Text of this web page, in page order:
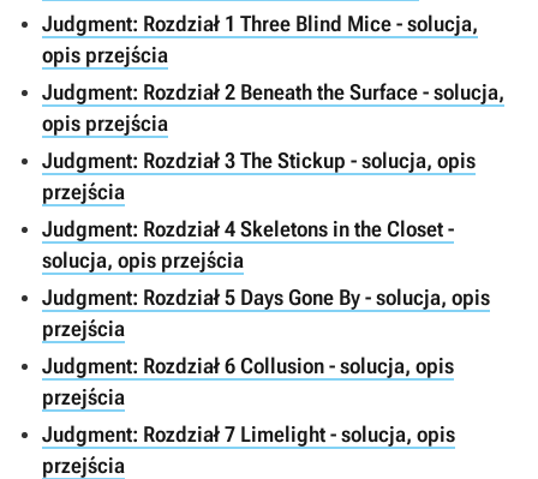
Judgment: Rozdział 1 Three Blind Mice - solucja,
opis przejścia
Judgment: Rozdział 2 Beneath the Surface - solucja,
opis przejścia
Judgment: Rozdział 3 The Stickup - solucja, opis
przejścia
Judgment: Rozdział 4 Skeletons in the Closet -
solucja, opis przejścia
Judgment: Rozdział 5 Days Gone By - solucja, opis
przejścia
Judgment: Rozdział 6 Collusion - solucja, opis
przejścia
Judgment: Rozdział 7 Limelight - solucja, opis
przejścia